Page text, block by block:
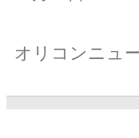
オリコンニュ